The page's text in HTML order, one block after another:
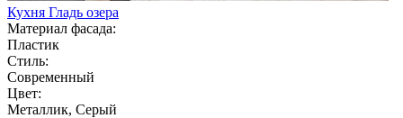
Кухня Гладь озера
Материал фасада:
Пластик
Стиль:
Современный
Цвет:
Металлик, Серый